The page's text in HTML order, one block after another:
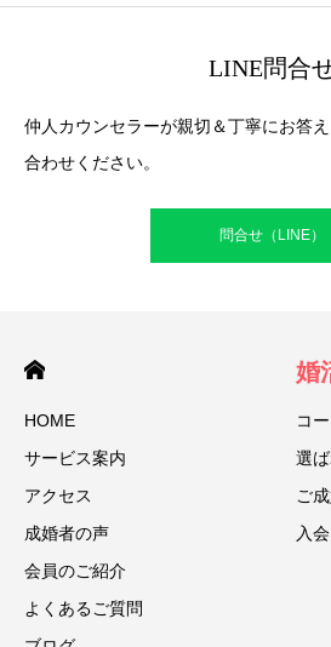
LINE問合
仲人カウンセラーが親切＆丁寧にお答
合わせください。
問合せ（LINE）
HOME
サービス案内
アクセス
成婚者の声
会員のご紹介
よくあるご質問
婚
コ
選
ご
入